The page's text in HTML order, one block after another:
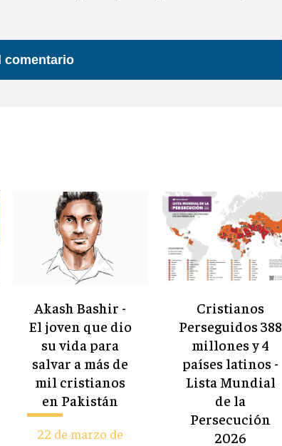
Akash Bashir -
El joven que dio
su vida para
salvar a más de
mil cristianos
en Pakistán
22 de marzo de
Cristianos
Perseguidos 388
millones y 4
países latinos -
Lista Mundial
de la
Persecución
2026